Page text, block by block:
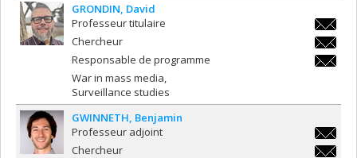
GRONDIN David
Professeur titulaire
Chercheur
Responsable de programme
War in mass media
Surveillance studies
GWINNETH Benjamin
Professeur adjoint
Chercheur